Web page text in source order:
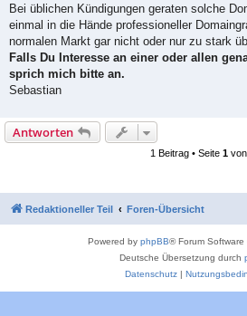
Bei üblichen Kündigungen geraten solche
einmal in die Hände professioneller
normalen Markt gar nicht oder nur zu stark
Falls Du Interesse an einer oder allen
sprich mich bitte an.
Sebastian
Antworten
1 Beitrag • Seite 1 von
Redaktioneller Teil Foren-Übersicht
Powered by phpBB® Forum
Deutsche Übersetzung durch
Datenschutz|